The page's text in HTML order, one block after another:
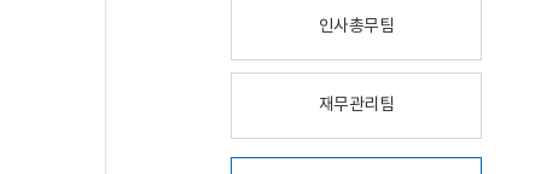
인사총무팀
재무관리팀